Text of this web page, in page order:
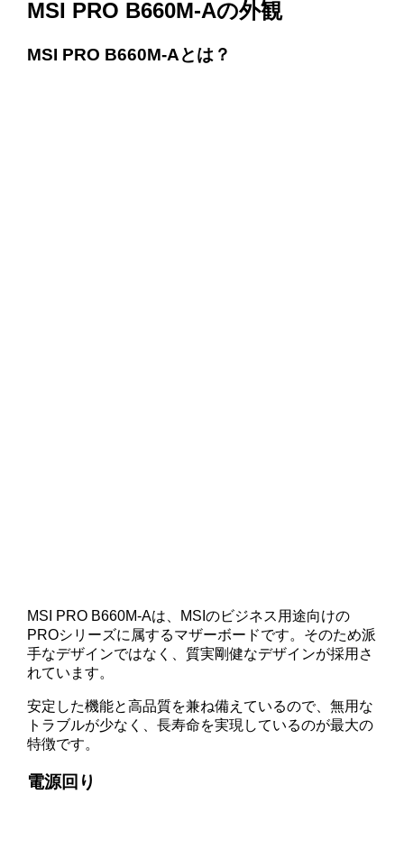
MSI PRO B660M-Aの外観
MSI PRO B660M-Aとは？
MSI PRO B660M-Aは、MSIのビジネス用途向けの
PROシリーズに属するマザーボードです。そのため派
手なデザインではなく、質実剛健なデザインが採用さ
れています。
安定した機能と高品質を兼ね備えているので、無用な
トラブルが少なく、長寿命を実現しているのが最大の
特徴です。
電源回り